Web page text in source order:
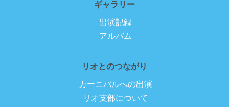
ギャラリー
出演記録
アルバム
リオとのつながり
カーニバルへの出演
リオ支部について